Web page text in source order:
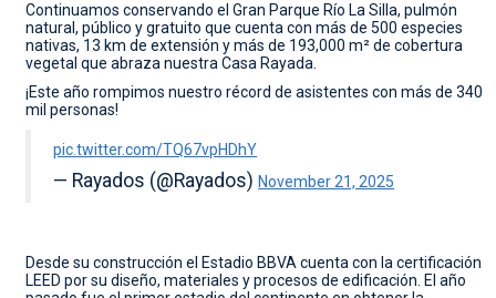
Continuamos conservando el Gran Parque Río La Silla, pulmón
natural, público y gratuito que cuenta con más de 500 especies
nativas, 13 km de extensión y más de 193,000 m² de cobertura
vegetal que abraza nuestra Casa Rayada.
¡Este año rompimos nuestro récord de asistentes con más de 340
mil personas!
pic.twitter.com/TQ67vpHDhY
— Rayados (@Rayados)November 21, 2025
Desde su construcción el Estadio BBVA cuenta con la certificación
LEED por su diseño, materiales y procesos de edificación. El año